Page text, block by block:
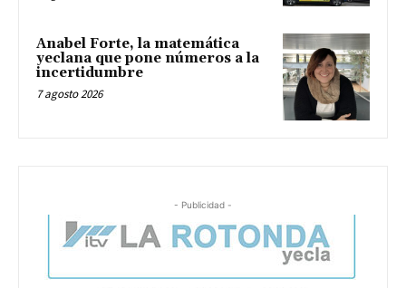
Anabel Forte, la matemática
yeclana que pone números a la
incertidumbre
7 agosto 2026
- Publicidad -